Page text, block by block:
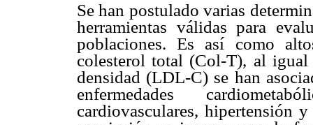
Se han postulado varias
herramientas válidas para
poblaciones. Es así como
colesterol total (Col-T), al
densidad (LDL-C) se han
enfermedades
cardiovasculares, hipertensión